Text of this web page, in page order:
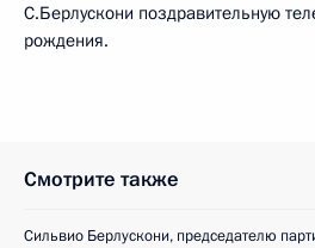
С.Берлускони поздравительную
рождения.
Смотрите также
Сильвио Берлускони, председателю